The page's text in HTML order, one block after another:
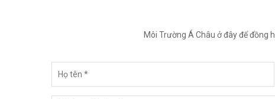
Môi Trường Á Châu ở đây để đồng